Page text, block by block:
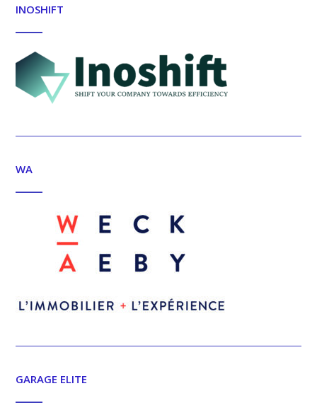
INOSHIFT
WA
GARAGE ELITE